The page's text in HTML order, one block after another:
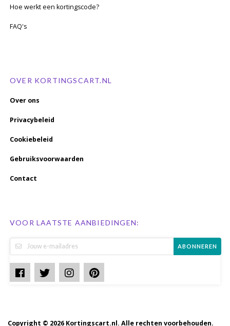
Hoe werkt een kortingscode?
FAQ's
OVER KORTINGSCART.NL
Over ons
Privacybeleid
Cookiebeleid
Gebruiksvoorwaarden
Contact
VOOR LAATSTE AANBIEDINGEN:
ABONNEREN
Copyright © 2026 Kortingscart.nl. Alle rechten voorbehouden.